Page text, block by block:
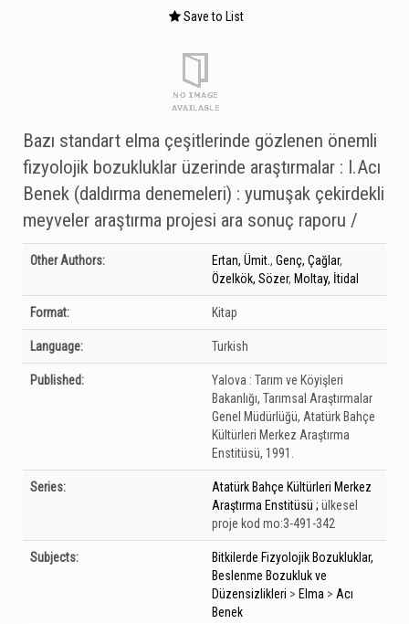
Save to List
Bazı standart elma çeşitlerinde gözlenen önemli
fizyolojik bozukluklar üzerinde araştırmalar : I.Acı
Benek (daldırma denemeleri) : yumuşak çekirdekli
meyveler araştırma projesi ara sonuç raporu /
Bibliographic Details
Other Authors: Ertan, Ümit., Genç, Çağlar,
Özelkök, Sözer, Moltay, İtidal
Format: Kitap
Language: Turkish
Published: Yalova : Tarım ve Köyişleri
Bakanlığı, Tarımsal Araştırmalar
Genel Müdürlüğü, Atatürk Bahçe
Kültürleri Merkez Araştırma
Enstitüsü, 1991.
Series:
Atatürk Bahçe Kültürleri Merkez
Araştırma Enstitüsü ; ülkesel
proje kod mo:3-491-342
Subjects:
Bitkilerde Fizyolojik Bozukluklar,
Beslenme Bozukluk ve
Düzensizlikleri > Elma > Acı
Benek